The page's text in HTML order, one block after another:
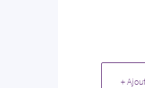
+